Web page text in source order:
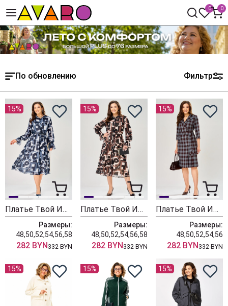
0 0
По обновлению Фильтр
15%
Платье Твой Имидж 2463 серо-голубой с принтом
Размеры:
48,50,52,54,56,58
282 BYN332 BYN
15%
Платье Твой Имидж 2462 пудровый с принтом
Размеры:
48,50,52,54,56,58
282 BYN332 BYN
15%
Платье Твой Имидж 2413 шоколадный в клетку
Размеры:
48,50,52,54,56
282 BYN332 BYN
15% 15% 15%